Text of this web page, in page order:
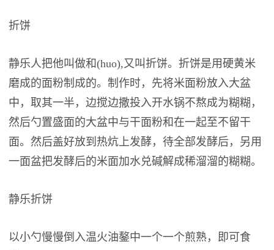
折饼
静乐人把他叫做和(huo),又叫折饼。折饼是用硬黄米
磨成的面粉制成的。制作时，先将米面粉放入大盆
中，取其一半，边搅边撒投入开水锅不熬成为糊糊，
然后勺置盛面的大盆中与干面粉和在一起至不留干
面。然后盖好放到热炕上发酵，待全部发酵后，另用
一面盆把发酵后的米面加水兑碱解成稀溜溜的糊糊。
静乐折饼
以小勺慢慢倒入温火油鏊中一个一个煎熟，即可食